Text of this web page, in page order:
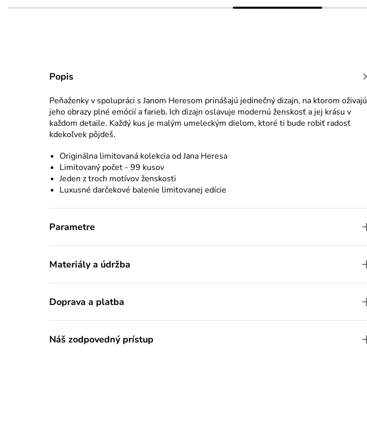
Popis
Peňaženky v spolupráci s Janom Heresom prinášajú jedinečný dizajn, na ktorom oživajú
jeho obrazy plné emócií a farieb. Ich dizajn oslavuje modernú ženskosť a jej krásu v
každom detaile. Každý kus je malým umeleckým dielom, ktoré ti bude robiť radosť
kdekoľvek pôjdeš.
Originálna limitovaná kolekcia odJana Heresa
Limitovaný počet - 99 kusov
Jeden z troch motívov ženskosti
Luxusné darčekové balenie limitovanej edície
Parametre
Materiály a údržba
Doprava a platba
Náš zodpovedný prístup